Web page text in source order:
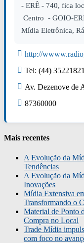
- ERÊ - 740, fica
Centro - GOIO-
Mídia Eletrônica,
http://
Tel: (44) 35221821
Av. Dezenove de
87360000
Mais recentes
A Evolução da
Tendências
A Evolução da
Inovações
Mídia Extensiva
Transformando o
Material de Ponto
Compra no Local
Trade Mídia
com foco no